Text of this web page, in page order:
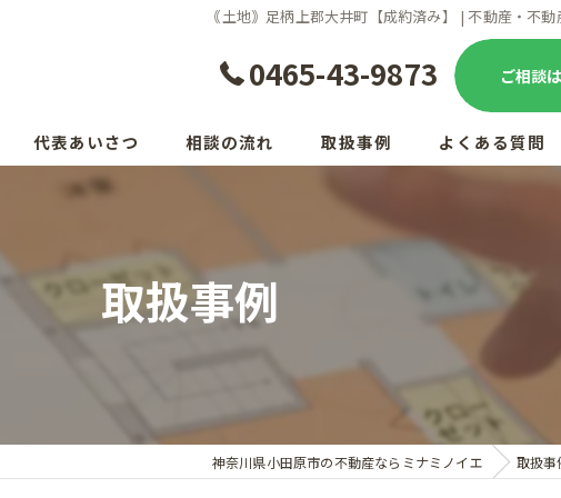
｟土地｠足柄上郡大井町【成約済み】 | 不動産・不
0465-43-9873 ご相談
代表あいさつ 相談の流れ 取扱事例 よくある質問
取扱事例
神奈川県小田原市の不動産ならミナミノイエ 取扱事